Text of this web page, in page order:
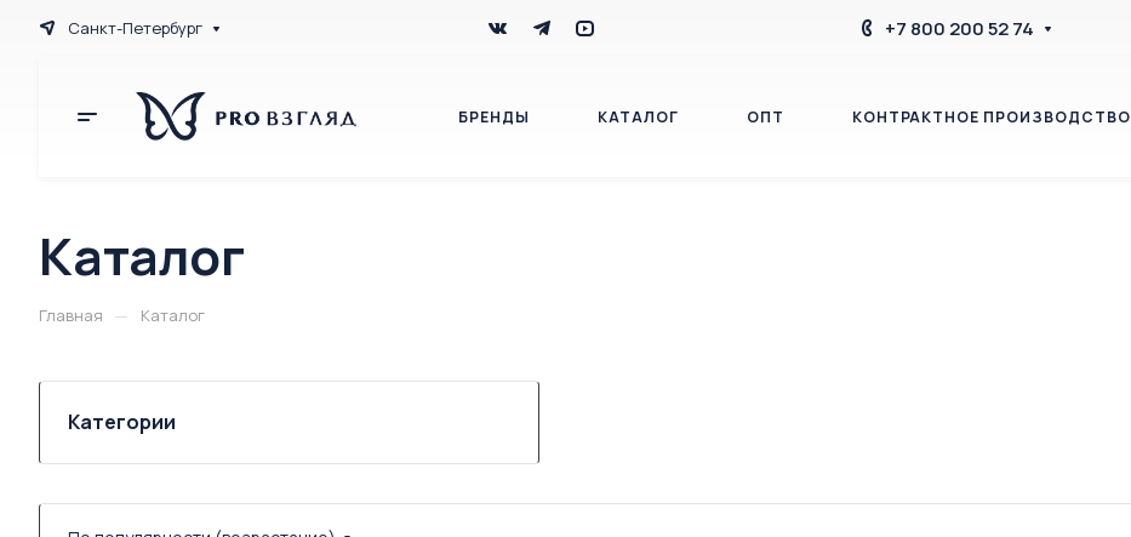
Санкт-Петербург +7 800 200 52 74
БРЕНДЫ КАТАЛОГ ОПТ КОНТРАКТНОЕ ПРОИЗВОДСТВО
Каталог
Главная — Каталог
Категории